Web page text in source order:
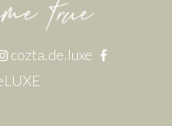
cozta.de.luxe